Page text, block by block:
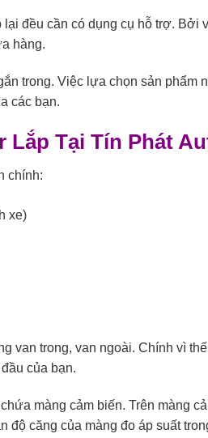
đều cần có dụng cụ hỗ trợ. Bởi
hàng.
trong. Việc lựa chọn sản phẩm
các bạn.
Lắp Tại Tín Phát
chính:
xe)
van trong, van ngoài. Chính vì
của bạn.
màng cảm biến. Trên màng
độ căng của màng đo áp suất